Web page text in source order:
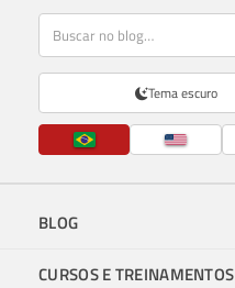
Tema escuro
BLOG
CURSOS E TREINAMENTOS